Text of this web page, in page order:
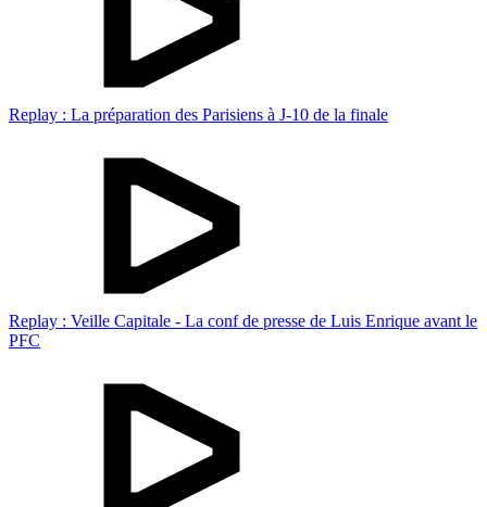
Replay : La préparation des Parisiens à J-10 de la finale
Replay : Veille Capitale - La conf de presse de Luis Enrique avant le
PFC